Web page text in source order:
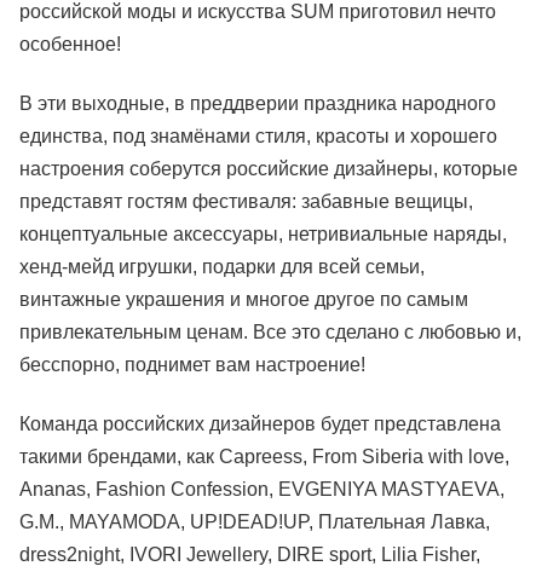
российской моды и искусства SUM приготовил нечто
особенное!
В эти выходные, в преддверии праздника народного
единства, под знамёнами стиля, красоты и хорошего
настроения соберутся российские дизайнеры, которые
представят гостям фестиваля: забавные вещицы,
концептуальные аксессуары, нетривиальные наряды,
хенд-мейд игрушки, подарки для всей семьи,
винтажные украшения и многое другое по самым
привлекательным ценам. Все это сделано с любовью и,
бесспорно, поднимет вам настроение!
Команда российских дизайнеров будет представлена
такими брендами, как Capreess, From Siberia with love,
Ananas, Fashion Confession, EVGENIYA MASTYAEVA,
G.M., MAYAMODA, UP!DEAD!UP, Плательная Лавка,
dress2night, IVORI Jewellery, DIRE sport, Lilia Fisher,